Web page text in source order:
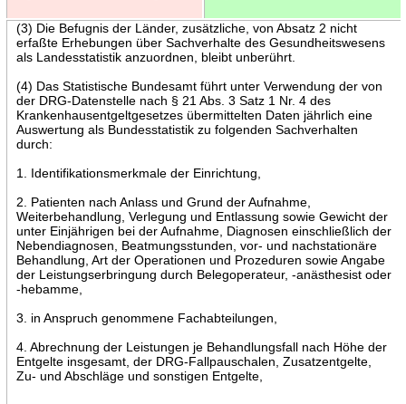
(3) Die Befugnis der Länder, zusätzliche, von Absatz 2 nicht
erfaßte Erhebungen über Sachverhalte des Gesundheitswesens
als Landesstatistik anzuordnen, bleibt unberührt.
(4) Das Statistische Bundesamt führt unter Verwendung der von
der DRG-Datenstelle nach § 21 Abs. 3 Satz 1 Nr. 4 des
Krankenhausentgeltgesetzes übermittelten Daten jährlich eine
Auswertung als Bundesstatistik zu folgenden Sachverhalten
durch:
1. Identifikationsmerkmale der Einrichtung,
2. Patienten nach Anlass und Grund der Aufnahme,
Weiterbehandlung, Verlegung und Entlassung sowie Gewicht der
unter Einjährigen bei der Aufnahme, Diagnosen einschließlich der
Nebendiagnosen, Beatmungsstunden, vor- und nachstationäre
Behandlung, Art der Operationen und Prozeduren sowie Angabe
der Leistungserbringung durch Belegoperateur, -anästhesist oder
-hebamme,
3. in Anspruch genommene Fachabteilungen,
4. Abrechnung der Leistungen je Behandlungsfall nach Höhe der
Entgelte insgesamt, der DRG-Fallpauschalen, Zusatzentgelte,
Zu- und Abschläge und sonstigen Entgelte,